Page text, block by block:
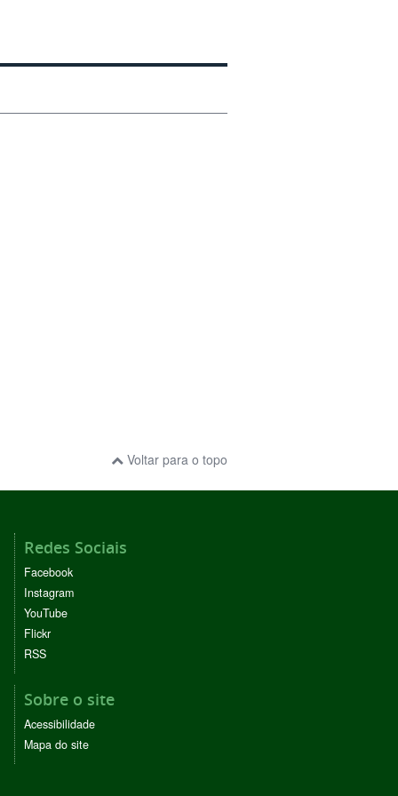
Voltar para o topo
Redes Sociais
Facebook
Instagram
YouTube
Flickr
RSS
Sobre o site
Acessibilidade
Mapa do site